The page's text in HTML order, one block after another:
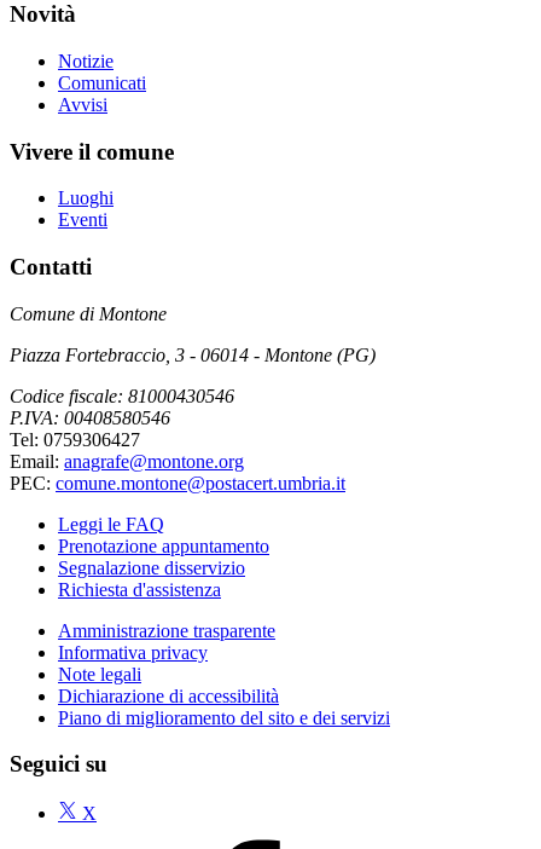
Novità
Notizie
Comunicati
Avvisi
Vivere il comune
Luoghi
Eventi
Contatti
Comune di Montone
Piazza Fortebraccio, 3 - 06014 - Montone (PG)
Codice fiscale: 81000430546
P.IVA: 00408580546
Tel: 0759306427
Email: anagrafe@montone.org
PEC: comune.montone@postacert.umbria.it
Leggi le FAQ
Prenotazione appuntamento
Segnalazione disservizio
Richiesta d'assistenza
Amministrazione trasparente
Informativa privacy
Note legali
Dichiarazione di accessibilità
Piano di miglioramento del sito e dei servizi
Seguici su
X